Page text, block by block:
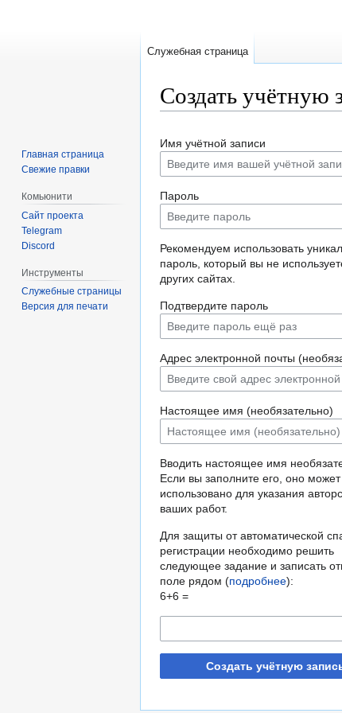
Создать учётную
к
навигации
к
поиску
Имя учётной записи
Пароль
Рекомендуем использовать
пароль, который вы не
других сайтах.
Подтвердите пароль
Адрес электронной почты
Настоящее имя (необязательно)
Вводить настоящее имя
Если вы заполните его, оно
использовано для указания
ваших работ.
Для защиты от автоматической
регистрации необходимо решить
следующее задание и записать
поле рядом (подробнее):
6+6 =
Создать учётную
Служебная страница
Главная страница
Свежие правки
Комьюнити
Сайт проекта
Telegram
Discord
Инструменты
Служебные страницы
Версия для печати